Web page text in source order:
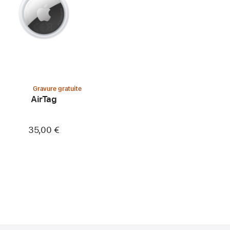
Gravure gratuite
AirTag
35,00 €